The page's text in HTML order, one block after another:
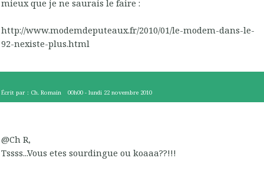
mieux que je ne saurais le faire :
http://www.modemdeputeaux.fr/2010/01/le-modem-dans-le-
92-nexiste-plus.html
Écrit par : Ch. Romain 00h00 -lundi 22 novembre 2010
@Ch R,
Tssss...Vous etes sourdingue ou koaaa??!!!